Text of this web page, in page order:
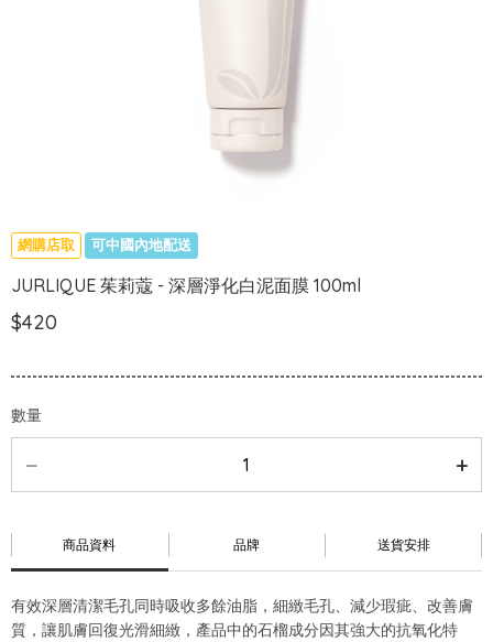
網購店取 可中國內地配送
JURLIQUE 茱莉蔻 - 深層淨化白泥面膜 100ml
$420
數量
商品資料 品牌 送貨安排
有效深層清潔毛孔同時吸收多餘油脂，細緻毛孔、減少瑕疵、改善膚
質，讓肌膚回復光滑細緻，產品中的石榴成分因其強大的抗氧化特